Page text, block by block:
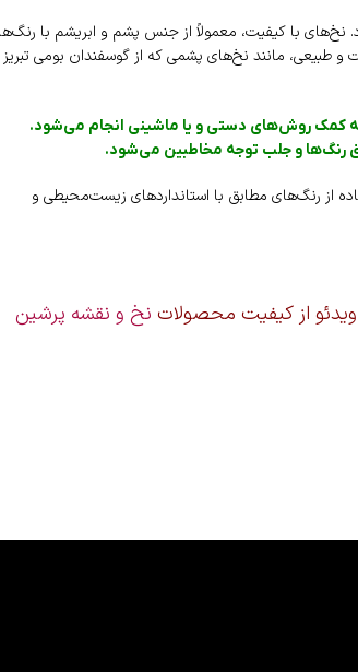
نخ‌های با کیفیت، معمولاً از جنس پشم و ابریشم با
طبیعی، مانند نخ‌های پشمی که از گوسفندان بومی تبریز
به کمک روش‌های دستی و یا ماشینی انجام می‌شود.
رنگ‌ها و جلب توجه مخاطبین می‌شود.
از رنگ‌های مطابق با استانداردهای زیست‌محیطی و
از کیفیت محصولات نخ و نقشه پرشین